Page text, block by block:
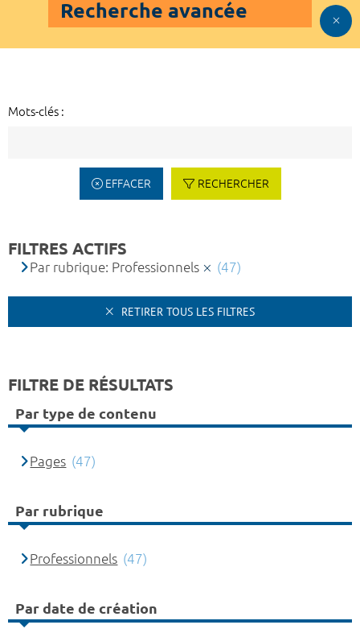
Recherche avancée
Mots-clés :
EFFACER RECHERCHER
FILTRES ACTIFS
Par rubrique: Professionnels (47)
RETIRER TOUS LES FILTRES
FILTRE DE RÉSULTATS
Par type de contenu
Pages (47)
Par rubrique
Professionnels (47)
Par date de création